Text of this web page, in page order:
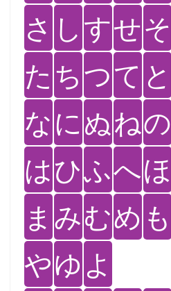
さ しすせそ
た ちつて と
なにぬねの
はひふへほ
ま みむめ も
やゆ よ